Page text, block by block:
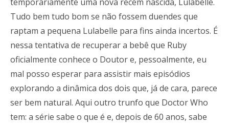
Tudo bem tudo bom se não fossem duendes que
raptam a pequena Lulabelle para fins ainda incertos. É
nessa tentativa de recuperar a bebê que Ruby
oficialmente conhece o Doutor e, pessoalmente, eu
mal posso esperar para assistir mais episódios
explorando a dinâmica dos dois que, já de cara, parece
ser bem natural. Aqui outro trunfo que Doctor Who
tem: a série sabe o que é e, depois de 60 anos, sabe